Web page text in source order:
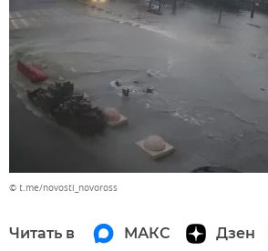
© t.me/novosti_novoross
Читать в МАКС Дзен